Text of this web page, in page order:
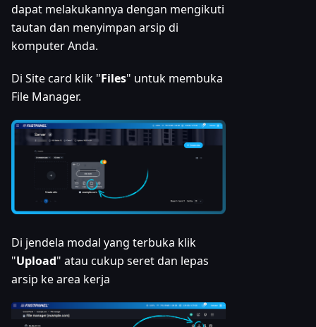
dapat melakukannya dengan mengikuti
tautan dan menyimpan arsip di
komputer Anda.
Di Site card klik "Files" untuk membuka
File Manager.
Di jendela modal yang terbuka klik
"Upload" atau cukup seret dan lepas
arsip ke area kerja